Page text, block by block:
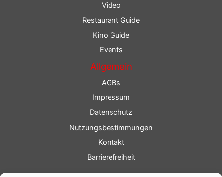
Video
Restaurant Guide
Kino Guide
Events
Allgemein
AGBs
Impressum
Datenschutz
Nutzungsbestimmungen
Kontakt
Barrierefreiheit